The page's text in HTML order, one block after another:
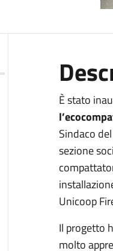
È stato
Sindaco
sezione
Unicoop
Il progetto
molto